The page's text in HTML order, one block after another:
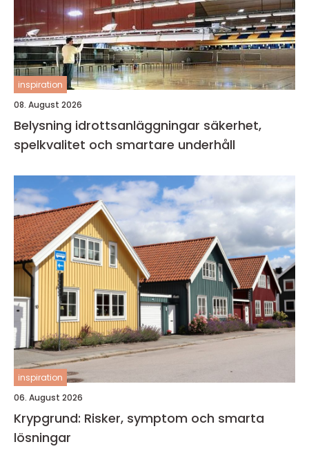
inspiration
08. August 2026
Belysning idrottsanläggningar säkerhet,
spelkvalitet och smartare underhåll
inspiration
06. August 2026
Krypgrund: Risker, symptom och smarta
lösningar